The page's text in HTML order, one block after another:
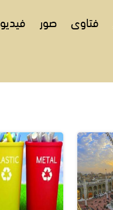
فتاوى صور فيديو